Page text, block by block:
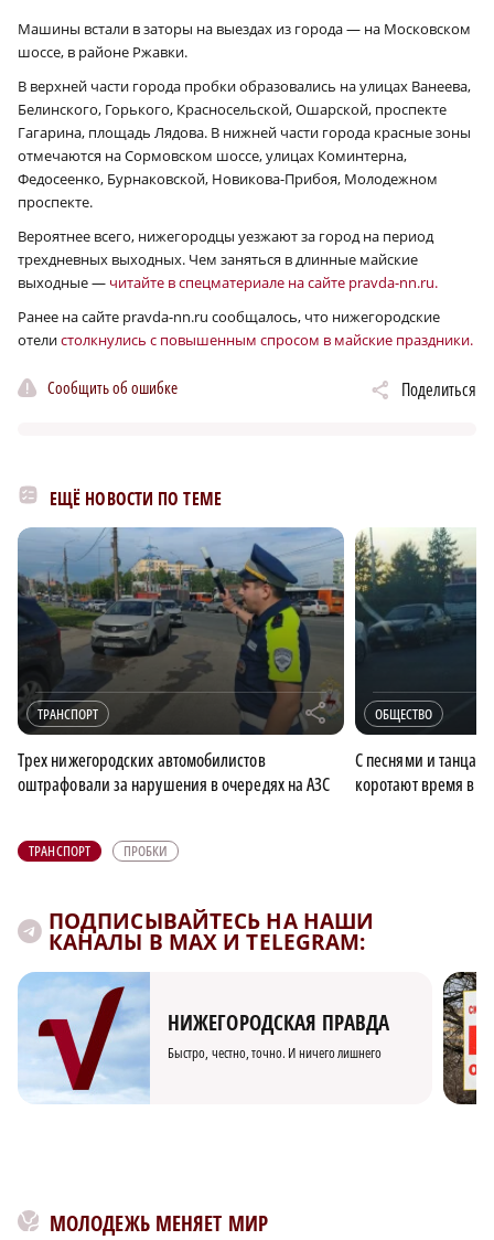
Машины встали в заторы на выездах из города — на Московском
шоссе, в районе Ржавки.
В верхней части города пробки образовались на улицах Ванеева,
Белинского, Горького, Красносельской, Ошарской, проспекте
Гагарина, площадь Лядова. В нижней части города красные зоны
отмечаются на Сормовском шоссе, улицах Коминтерна,
Федосеенко, Бурнаковской, Новикова-Прибоя, Молодежном
проспекте.
Вероятнее всего, нижегородцы уезжают за город на период
трехдневных выходных. Чем заняться в длинные майские
выходные — читайте в спецматериале на сайте pravda-nn.ru.
Ранее на сайте pravda-nn.ru сообщалось, что нижегородские
отелистолкнулись с повышенным спросом в майские праздники.
Сообщить об ошибке Поделиться
ЕЩЁ НОВОСТИ ПО ТЕМЕ
ТРАНСПОРТ r
Трех нижегородских автомобилистов
оштрафовали за нарушения в очередях на АЗС
ОБЩЕСТВО
С песнями и
коротают время в
ТРАНСПОРТ ПРОБКИ
ПОДПИСЫВАЙТЕСЬ НА НАШИ
КАНАЛЫ В MAX И TELEGRAM:
НИЖЕГОРОДСКАЯ ПРАВДА
Быстро, честно, точно. И ничего лишнего
МОЛОДЕЖЬ МЕНЯЕТ МИР